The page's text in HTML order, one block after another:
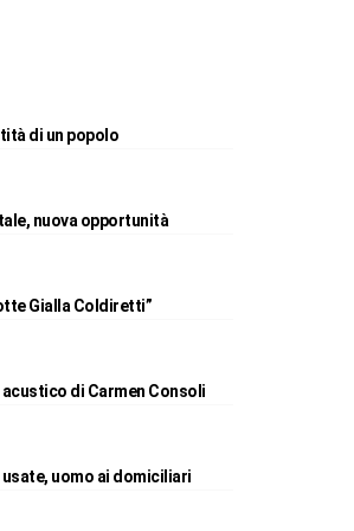
di un popolo
nuova opportunità
Gialla Coldiretti”
di Carmen Consoli
uomo ai domiciliari